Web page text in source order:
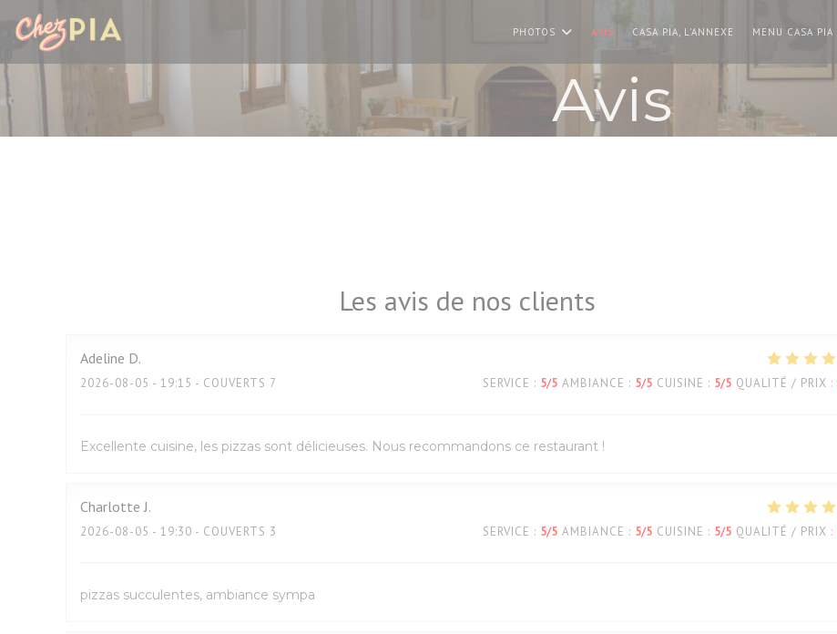
Personnalisation de vos choix en matière de cookies
PHOTOS AVIS CASA PIA, L'ANNEXE MENU CASA PIA
Avis
Les avis de nos clients
Adeline D
2026-08-05 - 19:15 - COUVERTS 7 SERVICE : 5/5 AMBIANCE : 5/5 CUISINE : 5/5 QUALITÉ / PRIX :
Excellente cuisine, les pizzas sont délicieuses. Nous recommandons ce restaurant !
Charlotte J
2026-08-05 - 19:30 - COUVERTS 3 SERVICE : 5/5 AMBIANCE : 5/5 CUISINE : 5/5 QUALITÉ / PRIX :
pizzas succulentes, ambiance sympa